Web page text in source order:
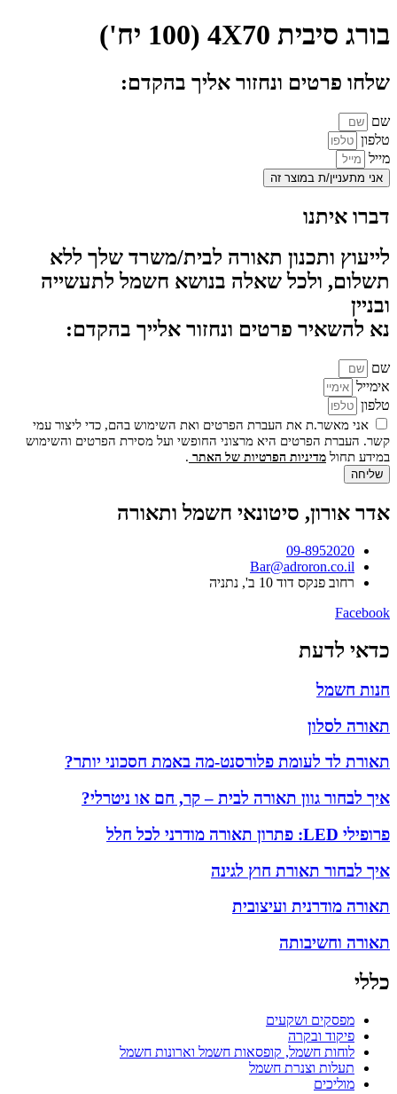
בורג סיבית 4X70 (100 יח')
שלחו פרטים ונחזור אליך בהקדם:
שם
טלפון
מייל
אני מתעניין/ת במוצר זה
דברו איתנו
לייעוץ ותכנון תאורה לבית/משרד שלך ללא
תשלום, ולכל שאלה בנושא חשמל לתעשייה
ובניין
נא להשאיר פרטים ונחזור אלייך בהקדם:
שם
אימייל
טלפון
אני מאשר.ת את העברת הפרטים ואת השימוש בהם, כדי ליצור עמי
קשר. העברת הפרטים היא מרצוני החופשי ועל מסירת הפרטים והשימוש
במידע תחול מדיניות הפרטיות של האתר .
שליחה
אדר אורון, סיטונאי חשמל ותאורה
09-8952020
Bar@adroron.co.il
רחוב פנקס דוד 10 ב', נתניה
Facebook
כדאי לדעת
חנות חשמל
תאורה לסלון
תאורת לד לעומת פלורסנט-מה באמת חסכוני יותר?
איך לבחור גוון תאורה לבית – קר, חם או ניטרלי?
פרופילי LED: פתרון תאורה מודרני לכל חלל
איך לבחור תאורת חוץ לגינה
תאורה מודרנית ועיצובית
תאורה וחשיבותה
כללי
מפסקים ושקעים
פיקוד ובקרה
לוחות חשמל, קופסאות חשמל וארונות חשמל
תעלות וצנרת חשמל
מוליכים